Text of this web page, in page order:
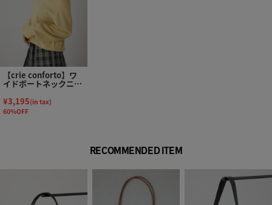
【crie conforto】ワ
イドボートネックニッ
¥3,195(in tax)
60%OFF
RECOMMENDED ITEM